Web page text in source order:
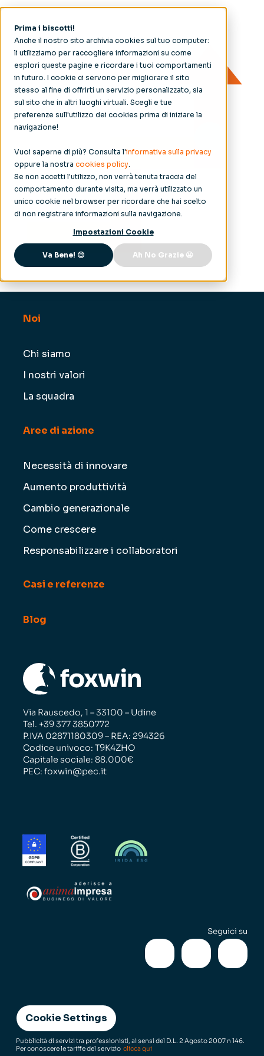
Prima i biscotti!
Anche il nostro sito archivia cookies sul tuo computer:
li utilizziamo per raccogliere informazioni su come
esplori queste pagine e ricordare i tuoi comportamenti
in futuro. I cookie ci servono per migliorare il sito
stesso al fine di offrirti un servizio personalizzato, sia
sul sito che in altri luoghi virtuali. Scegli e tue
preferenze sull'utilizzo dei cookies prima di iniziare la
navigazione!
Vuoi saperne di più? Consulta l'informativa sulla privacy
oppure la nostra cookies policy.
Se non accetti l'utilizzo, non verrà tenuta traccia del
comportamento durante visita, ma verrà utilizzato un
unico cookie nel browser per ricordare che hai scelto
di non registrare informazioni sulla navigazione.
Impostazioni Cookie
Va Bene! 😉 Ah No Grazie 😬
Noi
Chi siamo
I nostri valori
La squadra
Aree di azione
Necessità di innovare
Aumento produttività
Cambio generazionale
Come crescere
Responsabilizzare i collaboratori
Casi e referenze
Blog
Via Rauscedo, 1 – 33100 – Udine
Tel. +39 377 3850772
P.IVA 02871180309 – REA: 294326
Codice univoco: T9K4ZHO
Capitale sociale: 88.000€
PEC: foxwin@pec.it
Seguici su
Cookie Settings
Pubblicità di servizi tra professionisti, ai sensi del D.L. 2 Agosto 2007 n 146.
Per conoscere le tariffe del servizio clicca qui